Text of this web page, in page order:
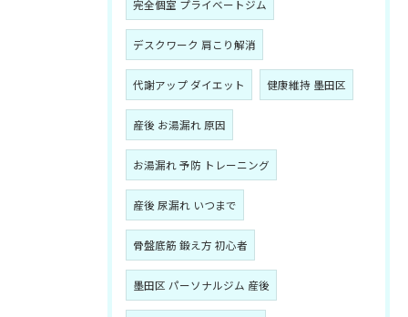
完全個室 プライベートジム
デスクワーク 肩こり解消
代謝アップ ダイエット 健康維持 墨田区
産後 お湯漏れ 原因
お湯漏れ 予防 トレーニング
産後 尿漏れ いつまで
骨盤底筋 鍛え方 初心者
墨田区 パーソナルジム 産後